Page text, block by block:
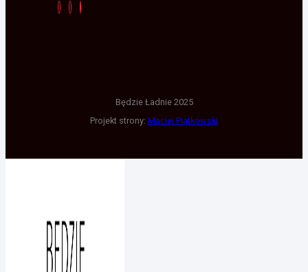
Będzie Ładnie 2025
Projekt strony: Maciej Piątkowski